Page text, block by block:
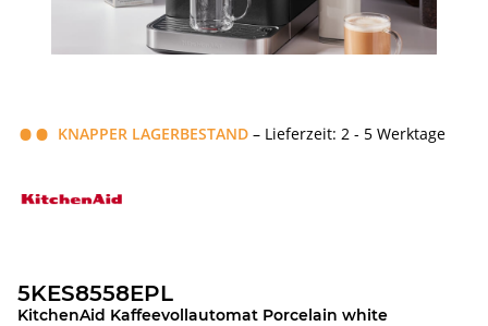
KNAPPER LAGERBESTAND – Lieferzeit: 2 - 5 Werktage
5KES8558EPL
KitchenAid Kaffeevollautomat Porcelain white